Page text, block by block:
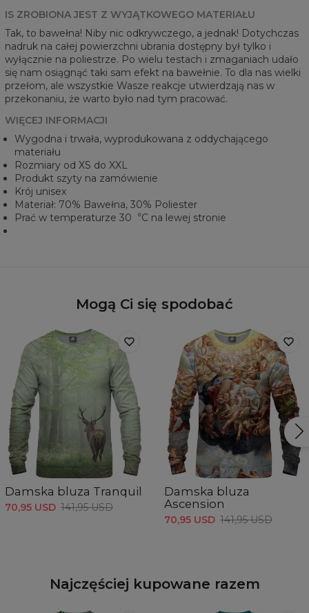
IS ZROBIONA JEST Z WYJĄTKOWEGO MATERIAŁU
Tak, to bawełna! Niby nic odkrywczego, a jednak! Dotychczas
nadruk na całej powierzchni ubrania dostępny był tylko i
wyłącznie na poliestrze. Po wielu testach i zmaganiach udało
się nam osiągnąć taki sam efekt na bawełnie. To dla nas wielki
przełom, ale wszystkie Wasze reakcje utwierdzają nas w
przekonaniu, że warto było nad tym pracować.
WIĘCEJ INFORMACJI
Wygodna i trwała, wyprodukowana z oddychającego
materiału
Rozmiary od XS do XXL
Produkt szyty na zamówienie
Krój unisex
Materiał: 70% Bawełna, 30% Poliester
Prać w temperaturze 30︒C na lewej stronie
Mogą Ci się spodobać
Damska bluza Tranquil
70,95 USD 141,95 USD
Damska bluza
Ascension
70,95 USD 141,95 USD
Najczęściej kupowane razem